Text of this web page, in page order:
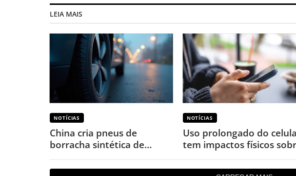
LEIA MAIS
NOTÍCIAS
China cria pneus de
borracha sintética de
terras-raras para veículos
elétricos
NOTÍCIAS
Uso prolongado do
tem impactos físicos
o corpo